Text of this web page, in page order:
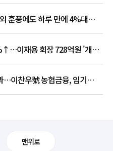
훈풍에도 하루 만에 4%대
이재용 회장 728억원 '개인
…이찬우號 농협금융, 임기
맨위로